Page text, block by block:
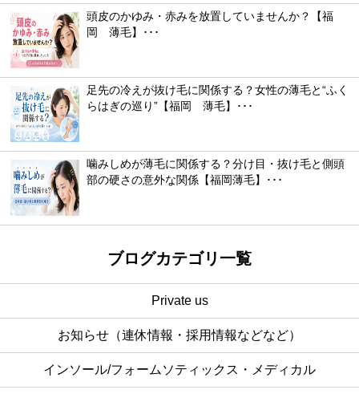
頭皮のかゆみ・赤みを放置していませんか？【福
岡 薄毛】･･･
足先の冷えが抜け毛に関係する？女性の薄毛と“ふく
らはぎの巡り”【福岡 薄毛】･･･
噛みしめが薄毛に関係する？分け目・抜け毛と側頭
部の硬さの意外な関係【福岡薄毛】･･･
ブログカテゴリ一覧
Private us
お知らせ（連休情報・採用情報などなど）
インソール/フォームソティックス・メディカル